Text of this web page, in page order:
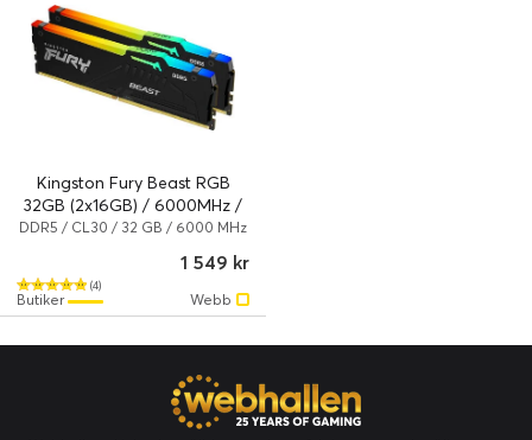
Kingston Fury Beast RGB
32GB (2x16GB) / 6000MHz /
DDR5 / CL30 /
DDR5 / CL30 / 32 GB / 6000 MHz
(4)
1 549 kr
Webb
Butiker